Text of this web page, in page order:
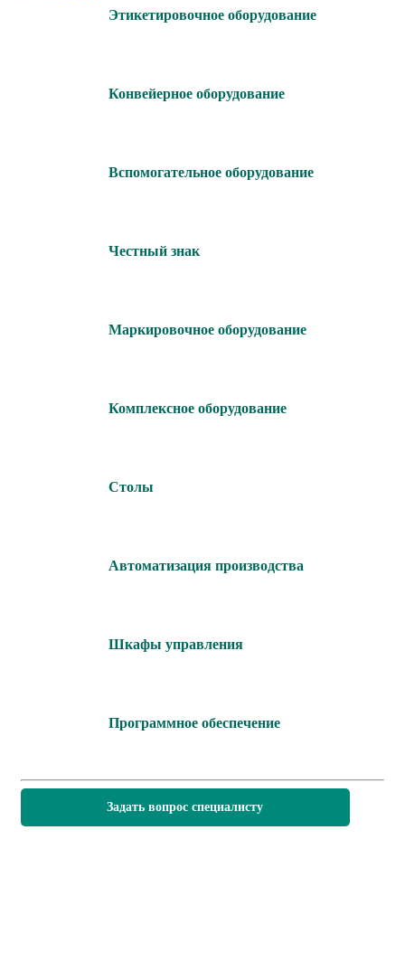
Этикетировочное оборудование
Конвейерное оборудование
Вспомогательное оборудование
Честный знак
Маркировочное оборудование
Комплексное оборудование
Столы
Автоматизация производства
Шкафы управления
Программное обеспечение
Задать вопрос специалисту